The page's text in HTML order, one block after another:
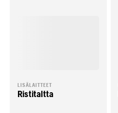
LISÄLAITTEET
Ristitaltta